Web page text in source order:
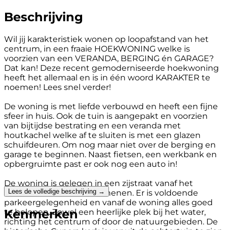
Beschrijving
Wil jij karakteristiek wonen op loopafstand van het
centrum, in een fraaie HOEKWONING welke is
voorzien van een VERANDA, BERGING én GARAGE?
Dat kan! Deze recent gemoderniseerde hoekwoning
heeft het allemaal en is in één woord KARAKTER te
noemen! Lees snel verder!
De woning is met liefde verbouwd en heeft een fijne
sfeer in huis. Ook de tuin is aangepakt en voorzien
van bijtijdse bestrating en een veranda met
houtkachel welke af te sluiten is met een glazen
schuifdeuren. Om nog maar niet over de berging en
garage te beginnen. Naast fietsen, een werkbank en
opbergruimte past er ook nog een auto in!
De woning is gelegen in een zijstraat vanaf het
sfeervolle centrum van Rhenen. Er is voldoende
parkeergelegenheid en vanaf de woning alles goed
te belopen. Zowel een heerlijke plek bij het water,
richting het centrum of door de natuurgebieden. De
Lees de volledige beschrijving →
Kenmerken